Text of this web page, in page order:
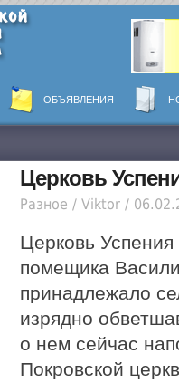
ОБЪЯВЛЕНИЯ
Церковь
Разное / Viktor /
Церковь
помещика
принадлежало
изрядно
о нем сейчас
Покровской